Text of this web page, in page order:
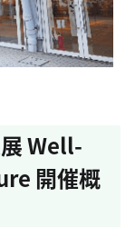
Well-
開催概